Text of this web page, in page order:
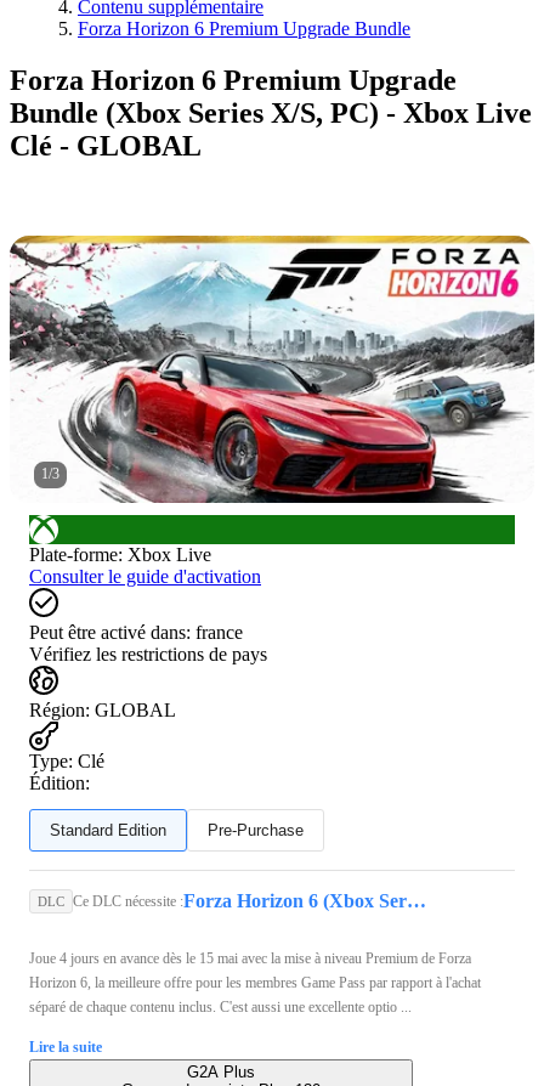
Contenu supplémentaire
Forza Horizon 6 Premium Upgrade Bundle
Forza Horizon 6 Premium Upgrade
Bundle (Xbox Series X/S, PC) - Xbox Live
Clé - GLOBAL
1/3
Plate-forme: Xbox Live
Consulter le guide d'activation
Peut être activé dans: france
Vérifiez les restrictions de pays
Région: GLOBAL
Type: Clé
Édition:
Standard Edition Pre-Purchase
DLC Ce DLC nécessite : Forza Horizon 6 (Xbox Series X/S, PC) - Xbox Live Key - GLOBAL
Joue 4 jours en avance dès le 15 mai avec la mise à niveau Premium de Forza
Horizon 6, la meilleure offre pour les membres Game Pass par rapport à l'achat
séparé de chaque contenu inclus. C'est aussi une excellente optio ...
Lire la suite
G2A Plus